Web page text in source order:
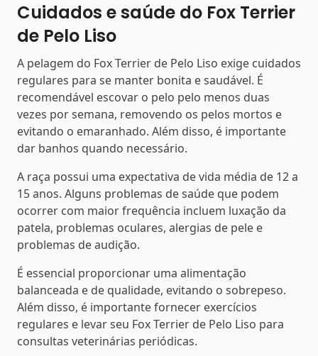
Cuidados e saúde do Fox Terrier
de Pelo Liso
A pelagem do Fox Terrier de Pelo Liso exige cuidados
regulares para se manter bonita e saudável. É
recomendável escovar o pelo pelo menos duas
vezes por semana, removendo os pelos mortos e
evitando o emaranhado. Além disso, é importante
dar banhos quando necessário.
A raça possui uma expectativa de vida média de 12 a
15 anos. Alguns problemas de saúde que podem
ocorrer com maior frequência incluem luxação da
patela, problemas oculares, alergias de pele e
problemas de audição.
É essencial proporcionar uma alimentação
balanceada e de qualidade, evitando o sobrepeso.
Além disso, é importante fornecer exercícios
regulares e levar seu Fox Terrier de Pelo Liso para
consultas veterinárias periódicas.